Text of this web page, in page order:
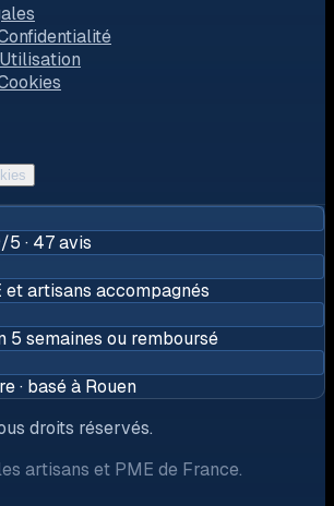
5 · 47 avis
et artisans accompagnés
5 semaines ou remboursé
· basé à Rouen
droits réservés.
artisans et PME de France.